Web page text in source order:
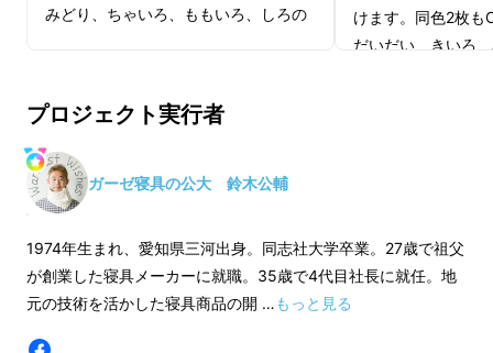
みどり、ちゃいろ、ももいろ、しろの
・送料は弊社で負担いたします。
・簡易パッケージとなります。
・2019年11月～12月中にお届け予定
けます。同色2枚も
だいだい、きいろ
ハンドガーゼ ×1
cm
プロジェクト実行者
ガーゼ寝具の公大 鈴木公輔
1974年生まれ、愛知県三河出身。同志社大学卒業。27歳で祖父
が創業した寝具メーカーに就職。35歳で4代目社長に就任。地
元の技術を活かした寝具商品の開 …もっと見る